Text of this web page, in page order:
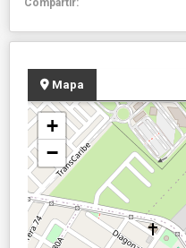
Mapa
+
−